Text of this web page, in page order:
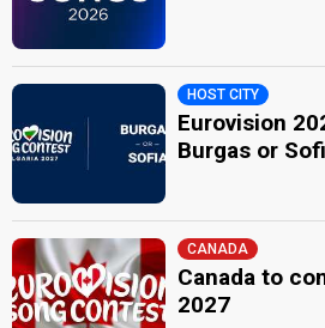
HOST CITY
Eurovision
Burgas or
CANADA
Canada to
2027